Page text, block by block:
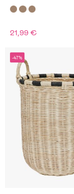
21,99 €
-47%